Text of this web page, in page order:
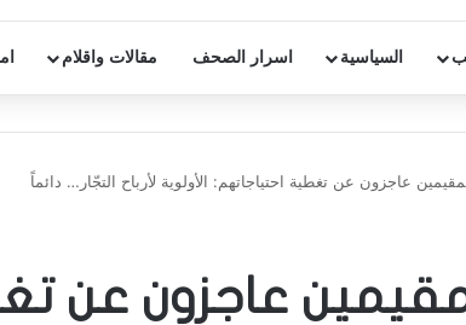
السياسية اسرار الصحف مقالات واقلام
المقيمين عاجزون عن